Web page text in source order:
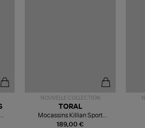
NOUVELLE COLLECTION
189,00 €
TORAL
Mocassins Killian Sport
Mousse